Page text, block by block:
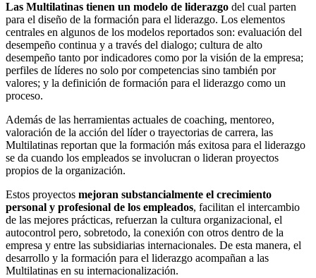
Las Multilatinas tienen un modelo de liderazgo del cual parten
para el diseño de la formación para el liderazgo. Los elementos
centrales en algunos de los modelos reportados son: evaluación del
desempeño continua y a través del dialogo; cultura de alto
desempeño tanto por indicadores como por la visión de la empresa;
perfiles de líderes no solo por competencias sino también por
valores; y la definición de formación para el liderazgo como un
proceso.
Además de las herramientas actuales de coaching, mentoreo,
valoración de la acción del líder o trayectorias de carrera, las
Multilatinas reportan que la formación más exitosa para el liderazgo
se da cuando los empleados se involucran o lideran proyectos
propios de la organización.
Estos proyectos mejoran substancialmente el crecimiento
personal y profesional de los empleados, facilitan el intercambio
de las mejores prácticas, refuerzan la cultura organizacional, el
autocontrol pero, sobretodo, la conexión con otros dentro de la
empresa y entre las subsidiarias internacionales. De esta manera, el
desarrollo y la formación para el liderazgo acompañan a las
Multilatinas en su internacionalización.